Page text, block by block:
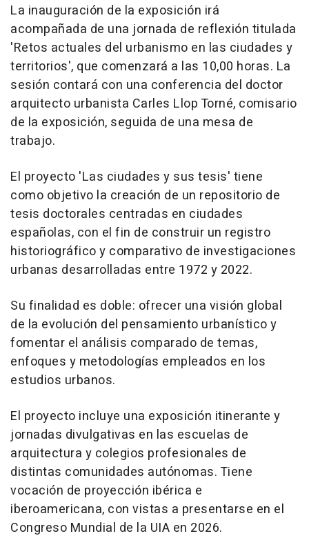
La inauguración de la exposición irá
acompañada de una jornada de reflexión titulada
'Retos actuales del urbanismo en las ciudades y
territorios', que comenzará a las 10,00 horas. La
sesión contará con una conferencia del doctor
arquitecto urbanista Carles Llop Torné, comisario
de la exposición, seguida de una mesa de
trabajo.
El proyecto 'Las ciudades y sus tesis' tiene
como objetivo la creación de un repositorio de
tesis doctorales centradas en ciudades
españolas, con el fin de construir un registro
historiográfico y comparativo de investigaciones
urbanas desarrolladas entre 1972 y 2022.
Su finalidad es doble: ofrecer una visión global
de la evolución del pensamiento urbanístico y
fomentar el análisis comparado de temas,
enfoques y metodologías empleados en los
estudios urbanos.
El proyecto incluye una exposición itinerante y
jornadas divulgativas en las escuelas de
arquitectura y colegios profesionales de
distintas comunidades autónomas. Tiene
vocación de proyección ibérica e
iberoamericana, con vistas a presentarse en el
Congreso Mundial de la UIA en 2026.